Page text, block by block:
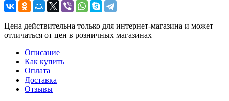
Цена действительна только для интернет-магазина и может
отличаться от цен в розничных магазинах
Описание
Как купить
Оплата
Доставка
Отзывы